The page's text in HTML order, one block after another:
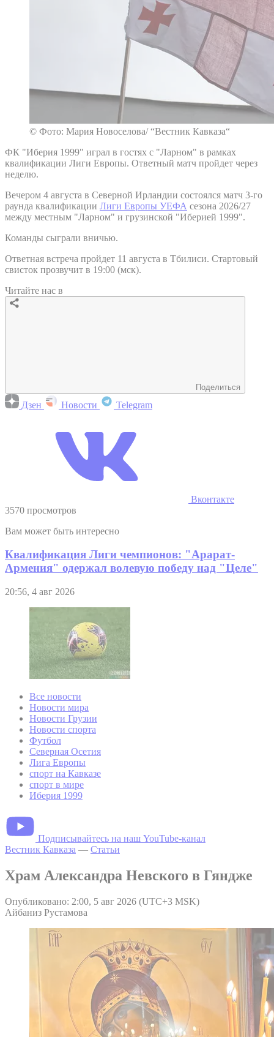
© Фото: Мария Новоселова/ “Вестник Кавказа“
ФК "Иберия 1999" играл в гостях с "Ларном" в рамках
квалификации Лиги Европы. Ответный матч пройдет через
неделю.
Вечером 4 августа в Северной Ирландии состоялся матч 3-го
раунда квалификации Лиги Европы УЕФА сезона 2026/27
между местным "Ларном" и грузинской "Иберией 1999".
Команды сыграли вничью.
Ответная встреча пройдет 11 августа в Тбилиси. Стартовый
свисток прозвучит в 19:00 (мск).
Читайте нас в
Поделиться
Дзен Новости Telegram
Вконтакте
3570 просмотров
Вам может быть интересно
Квалификация Лиги чемпионов: "Арарат-
Армения" одержал волевую победу над "Целе"
20:56, 4 авг 2026
Все новости
Новости мира
Новости Грузии
Новости спорта
Футбол
Северная Осетия
Лига Европы
спорт на Кавказе
спорт в мире
Иберия 1999
Подписывайтесь на наш YouTube-канал
Вестник Кавказа — Статьи
Храм Александра Невского в Гяндже
Опубликовано: 2:00, 5 авг 2026 (UTC+3 MSK)
Айбаниз Рустамова